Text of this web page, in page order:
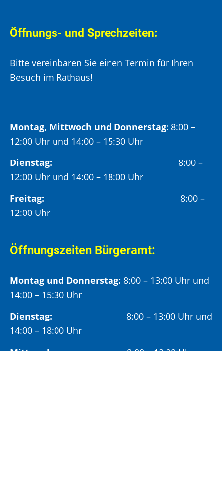
Öffnungs- und Sprechzeiten:
Bitte vereinbaren Sie einen Termin für Ihren
Besuch im Rathaus!
Montag, Mittwoch und Donnerstag: 8:00 –
12:00 Uhr und 14:00 – 15:30 Uhr
Dienstag: 8:00 –
12:00 Uhr und 14:00 – 18:00 Uhr
Freitag:
8:00 –
12:00 Uhr
Öffnungszeiten Bürgeramt:
Montag und Donnerstag: 8:00 – 13:00 Uhr und
14:00 – 15:30 Uhr
Dienstag: 8:00 – 13:00 Uhr und
14:00 – 18:00 Uhr
Mittwoch:8:00 – 13:00 Uhr